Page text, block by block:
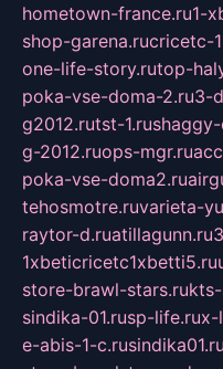
hometown-france.ru1-
shop-garena.rucricetc-
one-life-story.rutop-
poka-vse-doma-2.ru3-
g2012.rutst-1.ru
g-2012.ruops-mgr.ru
poka-vse-doma2.ru
tehosmotre.ruvarieta-
raytor-d.ruatillagunn.ru
1xbeticricetc1xbetti5.ru
store-brawl-stars.ru
sindika-01.rusp-life.rux-
e-abis-1-c.rusindika01.ru